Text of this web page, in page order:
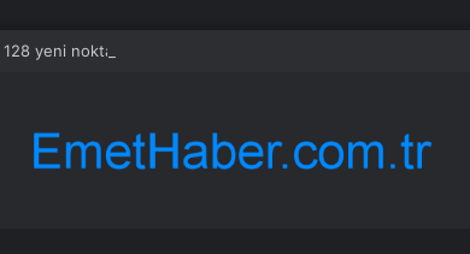
128 yeni noktaya daha EDS geliyor